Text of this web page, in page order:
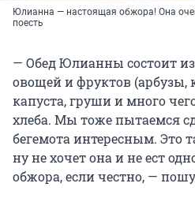
Юлианна — настоящая обжора! Она
поесть
— Обед Юлианны состоит
овощей и фруктов (арбузы,
капуста, груши и много
хлеба. Мы тоже пытаемся
бегемота интересным. Это
ну не хочет она и не ест
обжора, если честно, —